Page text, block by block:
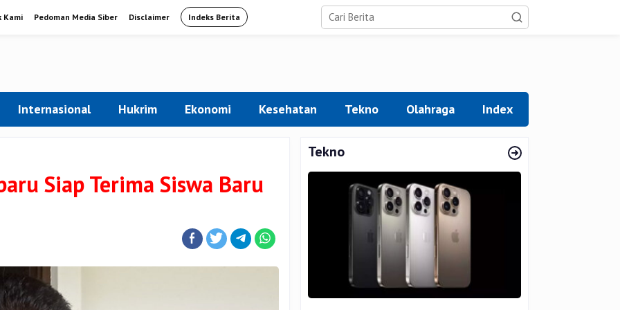
Kami Pedoman Media Siber Disclaimer Indeks Berita
Internasional Hukrim Ekonomi Kesehatan Tekno Olahraga Index
Siap Terima Siswa Baru
Tekno